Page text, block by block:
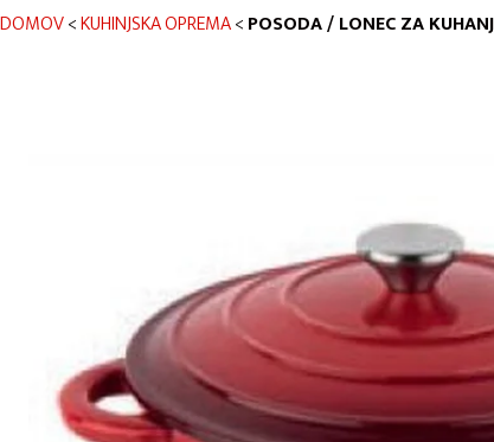
DOMOV<KUHINJSKA OPREMA<POSODA / LONEC ZA